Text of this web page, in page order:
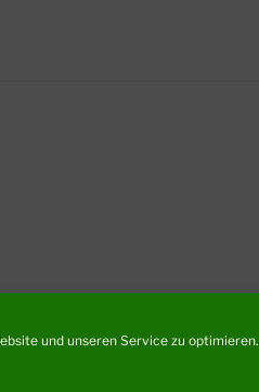
und unseren Service zu optimieren.